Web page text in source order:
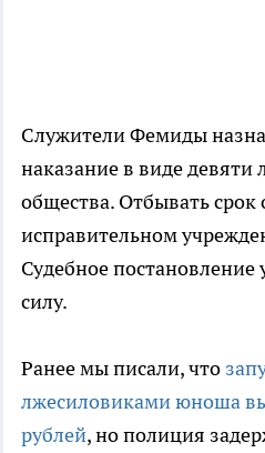
Служители Фемиды
наказание в виде девяти
общества. Отбывать
исправительном
Судебное
силу.
Ранее мы писали, что
лжесиловиками юноша
рублей, но полиция